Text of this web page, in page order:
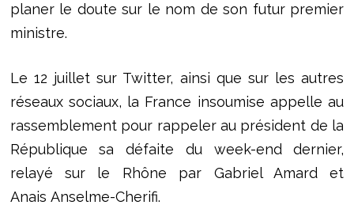
planer le doute sur le nom de son futur premier
ministre.
Le 12 juillet sur Twitter, ainsi que sur les autres
réseaux sociaux, la France insoumise appelle au
rassemblement pour rappeler au président de la
République sa défaite du week-end dernier,
relayé sur le Rhône par Gabriel Amard et
Anais Anselme-Cherifi.